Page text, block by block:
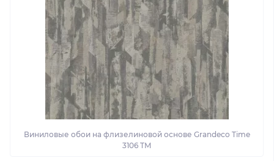
Виниловые обои на флизелиновой основе Grandeco Time
3106 TM